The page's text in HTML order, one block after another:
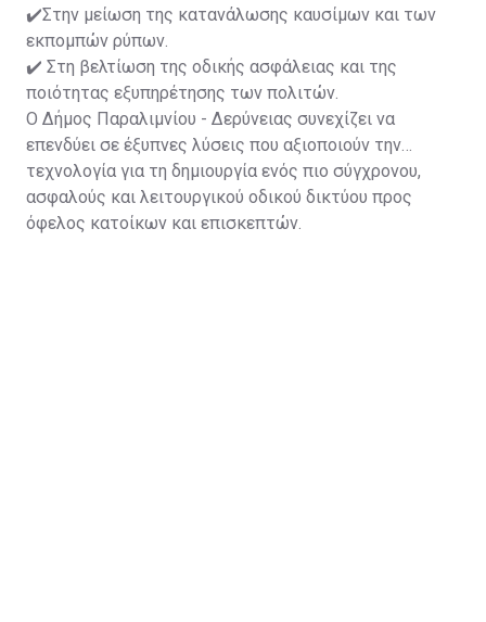
✔️Στην μείωση της κατανάλωσης καυσίμων και των
εκπομπών ρύπων.
✔️ Στη βελτίωση της οδικής ασφάλειας και της
ποιότητας εξυπηρέτησης των πολιτών.
Ο Δήμος Παραλιμνίου - Δερύνειας συνεχίζει να
επενδύει σε έξυπνες λύσεις που αξιοποιούν την
τεχνολογία για τη δημιουργία ενός πιο σύγχρονου,
ασφαλούς και λειτουργικού οδικού δικτύου προς
όφελος κατοίκων και επισκεπτών.